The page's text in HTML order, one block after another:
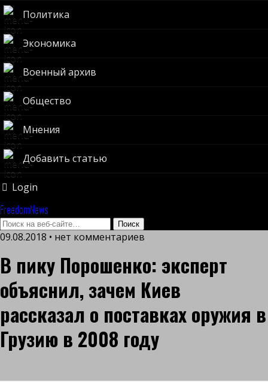
Политика
Экономика
Военный архив
Общество
Мнения
Добавить статью
Login
FreedomNews
09.08.2018 • нет комментариев
В пику Порошенко: эксперт
объяснил, зачем Киев
рассказал о поставках оружия в
Грузию в 2008 году